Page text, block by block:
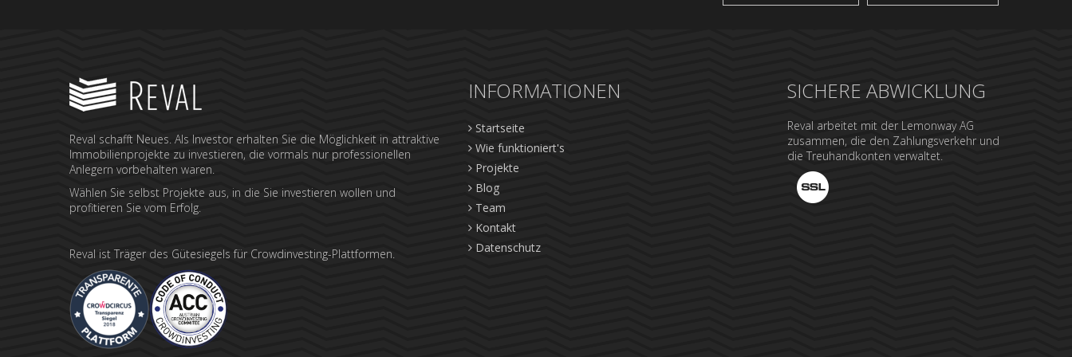
Reval schafft Neues. Als Investor erhalten Sie die Möglichkeit in attraktive
Immobilienprojekte zu investieren, die vormals nur professionellen
Anlegern vorbehalten waren.
Wählen Sie selbst Projekte aus, in die Sie investieren wollen und
profitieren Sie vom Erfolg.
Reval ist Träger des Gütesiegels für Crowdinvesting-Plattformen.
INFORMATIONEN
Startseite
Wie funktioniert's
Projekte
Blog
Team
Kontakt
Datenschutz
SICHERE ABWICKLUNG
Reval arbeitet mit der Lemonway AG
zusammen, die den Zahlungsverkehr und
die Treuhandkonten verwaltet.